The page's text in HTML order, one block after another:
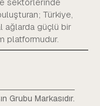
Türkiye,
ağlarda güçlü bir
platformudur.
Grubu Markasıdır.